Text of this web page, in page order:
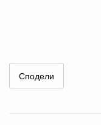
Сподели